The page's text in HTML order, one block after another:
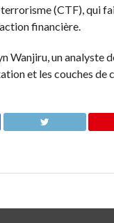
(CTF), qui
financière.
Wanjiru, un analyste
et les couches